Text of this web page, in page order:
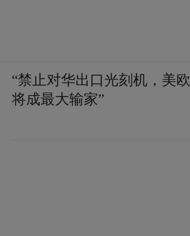
“禁止对华出口光刻机，美欧
将成最大输家”